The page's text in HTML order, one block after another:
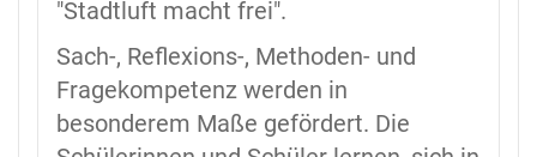
"Stadtluft macht frei".
Sach-, Reflexions-, Methoden- und
Fragekompetenz werden in
besonderem Maße gefördert. Die